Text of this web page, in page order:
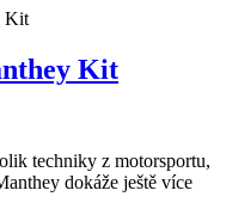
Kit
techniky z motorsportu,
dokáže ještě více